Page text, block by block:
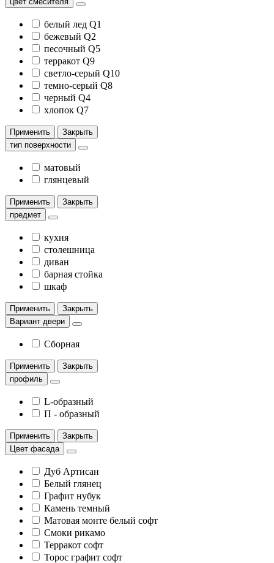
белый лед Q1
бежевый Q2
песочный Q5
терракот Q9
светло-серый Q10
темно-серый Q8
черный Q4
хлопок Q7
Применить
Закрыть
тип поверхности
матовый
глянцевый
Применить
Закрыть
предмет
кухня
столешница
диван
барная стойка
шкаф
Применить
Закрыть
Вариант двери
Сборная
Применить
Закрыть
профиль
L-образный
П - образный
Применить
Закрыть
Цвет фасада
Дуб Артисан
Белый глянец
Графит нубук
Камень темный
Матовая монте белый софт
Смоки рикамо
Терракот софт
Торос графит софт